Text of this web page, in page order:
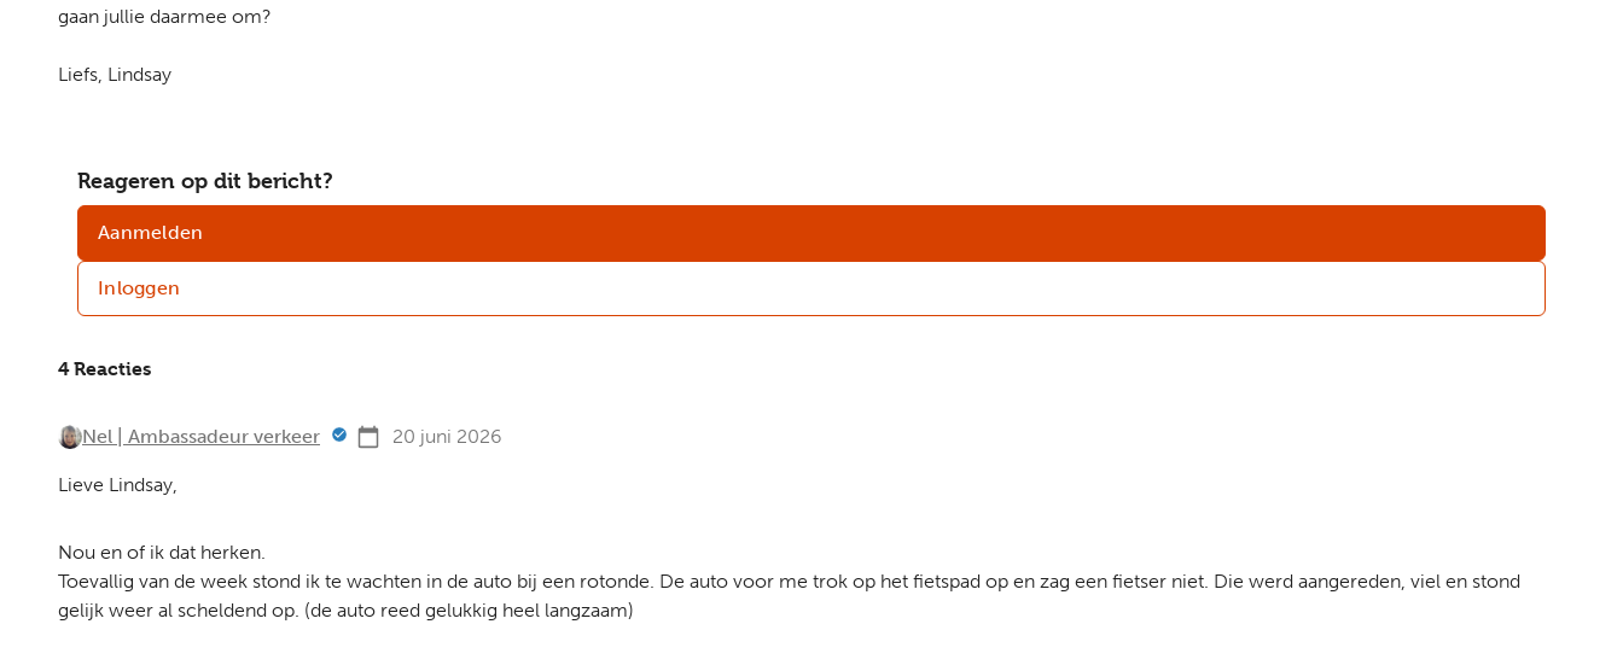
gaan jullie daarmee om?
Liefs, Lindsay
Reageren op dit bericht?
Aanmelden
Inloggen
4 Reacties
Nel | Ambassadeur verkeer 20 juni 2026
Lieve Lindsay,
Nou en of ik dat herken.
Toevallig van de week stond ik te wachten in de auto bij een rotonde. De auto voor me trok op het fietspad op en zag een fietser niet. Die werd aangereden, viel en stond
gelijk weer al scheldend op. (de auto reed gelukkig heel langzaam)